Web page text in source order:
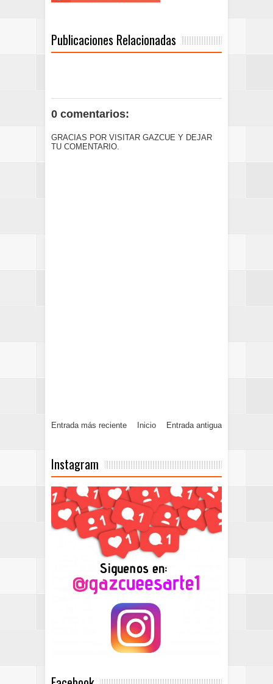
Publicaciones Relacionadas
0 comentarios:
GRACIAS POR VISITAR GAZCUE Y DEJAR
TU COMENTARIO.
Entrada más reciente Entrada antigua
Inicio
Instagram